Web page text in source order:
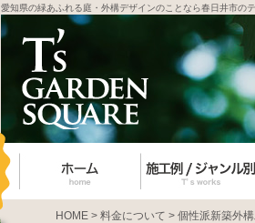
愛知県の緑あふれる庭・外構デザインのことなら春日井市の
HOME > 料金について > 個性派新築外